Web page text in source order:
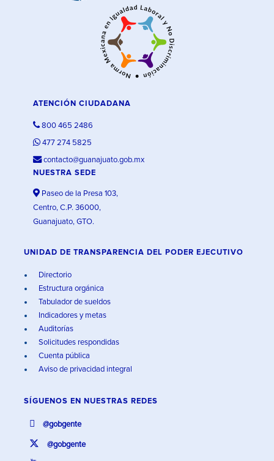
ATENCIÓN CIUDADANA
800 465 2486
477 274 5825
contacto@guanajuato.gob.mx
NUESTRA SEDE
Paseo de la Presa 103,
Centro, C.P. 36000,
Guanajuato, GTO.
UNIDAD DE TRANSPARENCIA DEL PODER EJECUTIVO
Directorio
Estructura orgánica
Tabulador de sueldos
Indicadores y metas
Auditorías
Solicitudes respondidas
Cuenta pública
Aviso de privacidad integral
SÍGUENOS EN NUESTRAS REDES
@gobgente
@gobgente